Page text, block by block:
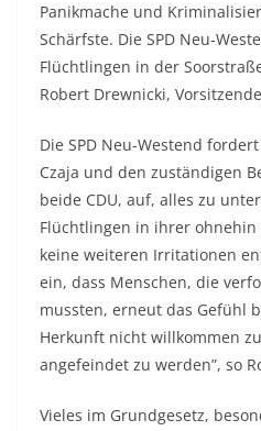
Panikmache und
Schärfste. Die SPD Neu-
Flüchtlingen in der
Robert Drewnicki,
Die SPD Neu-Westend
Czaja und den zuständigen
beide CDU, auf, alles zu
Flüchtlingen in ihrer ohnehin
keine weiteren Irritationen
ein, dass Menschen, die
mussten, erneut das Gefühl
Herkunft nicht willkommen
angefeindet zu werden”, so
Vieles im Grundgesetz,